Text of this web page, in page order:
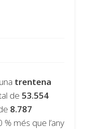
trentena
de 53.554
8.787
més que l’any